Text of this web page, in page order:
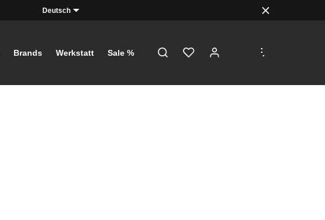
Deutsch
Brands Werkstatt Sale %
...